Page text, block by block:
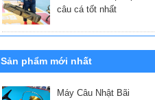
câu cá tốt nhất
Sản phẩm mới nhất
Máy Câu Nhật Bãi